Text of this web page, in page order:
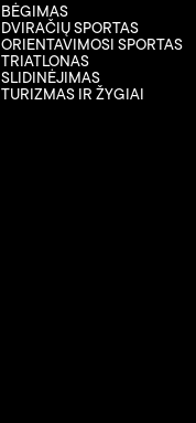
BĖGIMAS
DVIRAČIŲ SPORTAS
ORIENTAVIMOSI SPORTAS
TRIATLONAS
SLIDINĖJIMAS
TURIZMAS IR ŽYGIAI